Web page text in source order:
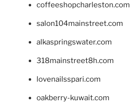
coffeeshopcharleston.com
salon104mainstreet.com
alkaspringswater.com
318mainstreet8h.com
lovenailsspari.com
oakberry-kuwait.com